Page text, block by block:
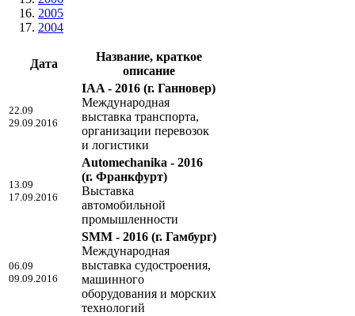
2005
2004
Дата
Название, краткое
описание
22.09
29.09.2016
IAA - 2016 (г. Ганновер)
Международная
выставка транспорта,
организации перевозок
и логистики
13.09
17.09.2016
Automechanika - 2016
(г. Франкфурт)
Выставка
автомобильной
промышленности
06.09
09.09.2016
SMM - 2016 (г. Гамбург)
Международная
выставка судостроения,
машинного
оборудования и морских
технологий